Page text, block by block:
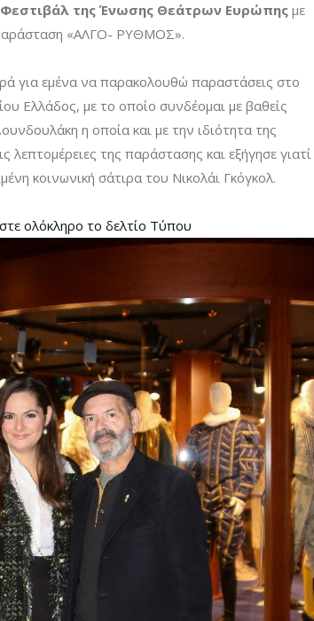
Φεστιβάλ της Ένωσης Θεάτρων Ευρώπης με
«ΑΛΓΟ- ΡΥΘΜΟΣ».
για εμένα να παρακολουθώ παραστάσεις στο
Ελλάδος, με το οποίο συνδέομαι με βαθείς
η οποία και με την ιδιότητα της
λεπτομέρειες της παράστασης και εξήγησε γιατί
κοινωνική σάτιρα του Νικολάι Γκόγκολ.
ολόκληρο το δελτίο Τύπου